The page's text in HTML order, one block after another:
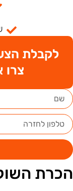
לקבלת
צרו